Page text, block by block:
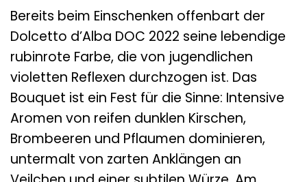
Bereits beim Einschenken offenbart der
Dolcetto d’Alba DOC 2022 seine lebendige
rubinrote Farbe, die von jugendlichen
violetten Reflexen durchzogen ist. Das
Bouquet ist ein Fest für die Sinne: Intensive
Aromen von reifen dunklen Kirschen,
Brombeeren und Pflaumen dominieren,
untermalt von zarten Anklängen an